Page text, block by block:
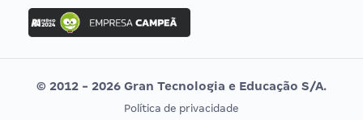
Concurso Ibama
Concurso MPU
Editais publicados
Vunesp
CONCURSOS POR PROFISSÃO EXAME DE ORDEM
© 2012 - 2026 Gran Tecnologia e Educação S/A.
Política de privacidade